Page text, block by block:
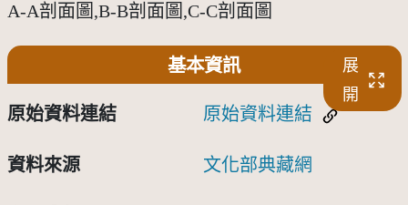
A-A剖面圖,B-B剖面圖,C-C剖面圖
基本資訊
展
開
原始資料連結 原始資料連結
資料來源 文化部典藏網